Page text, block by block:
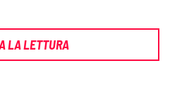
LA LETTURA